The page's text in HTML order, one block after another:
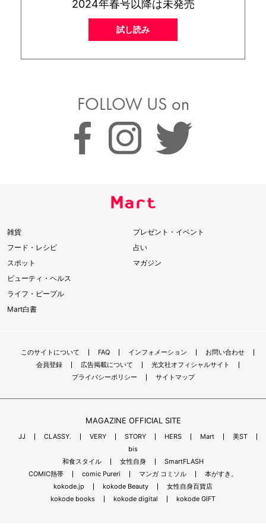
2024年春号以降は未発売
試し読み
FOLLOW US on
雑貨
フード・レシピ
スポット
ビューティ・ヘルス
ライフ・ピープル
Mart白書
プレゼント・イベント
占い
マガジン
このサイトについて FAQ インフォメーション
お問い合わせ
会員登録
広告掲載について
光文社オフィシャルサイト
プライバシーポリシー
サイトマップ
MAGAZINE OFFICIAL SITE
JJ CLASSY. VERY STORY HERS Mart
美ST
bis
和食スタイル
女性自身
SmartFLASH
COMIC熱帯
comic Pureri マンガ コミソル
本がすき。
kokode.jp
kokode Beauty
女性自身百貨店
kokode books
kokode digital kokode GIFT